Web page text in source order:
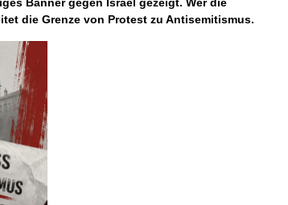
die Grenze von Protest zu Antisemitismus.